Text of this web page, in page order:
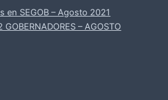
en SEGOB – Agosto 2021
GOBERNADORES – AGOSTO